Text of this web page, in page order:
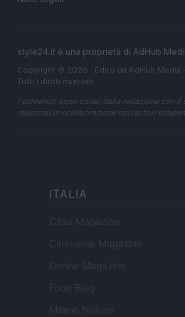
style24.it è una proprietà di AdHub
Copyright © 2026 · Edito da AdHub Media
Tutti i diritti riservati
I contenuti sono curati dalla redazione con
realizzati in collaborazione con autori
ITALIA
Casa Magazine
Cineverse Magazine
Donne Magazine
Food Blog
Milano Notizie